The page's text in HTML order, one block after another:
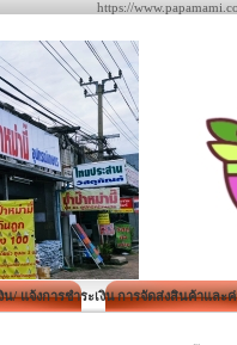
https://
/ แจ้งการชำระเงินการจัดส่งสินค้าและค่